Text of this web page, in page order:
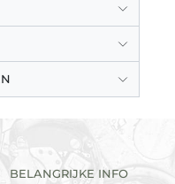
BELANGRIJKE INFO